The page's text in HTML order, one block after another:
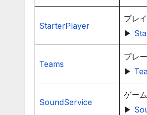
StarterPlayer
プレ
▶
Teams
プレ
▶
SoundService
ゲー
▶